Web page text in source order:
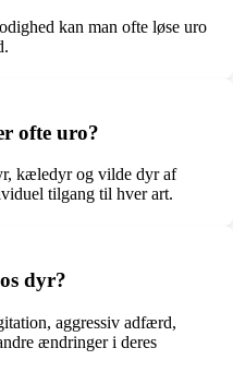
kan man ofte løse uro
ofte uro?
kæledyr og vilde dyr af
tilgang til hver art.
dyr?
aggressiv adfærd,
ændringer i deres